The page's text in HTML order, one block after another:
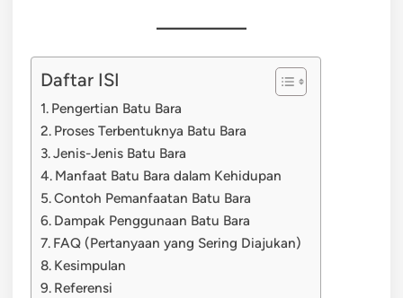
Daftar ISI
Pengertian Batu Bara
Proses Terbentuknya Batu Bara
Jenis-Jenis Batu Bara
Manfaat Batu Bara dalam Kehidupan
Contoh Pemanfaatan Batu Bara
Dampak Penggunaan Batu Bara
FAQ (Pertanyaan yang Sering Diajukan)
Kesimpulan
Referensi